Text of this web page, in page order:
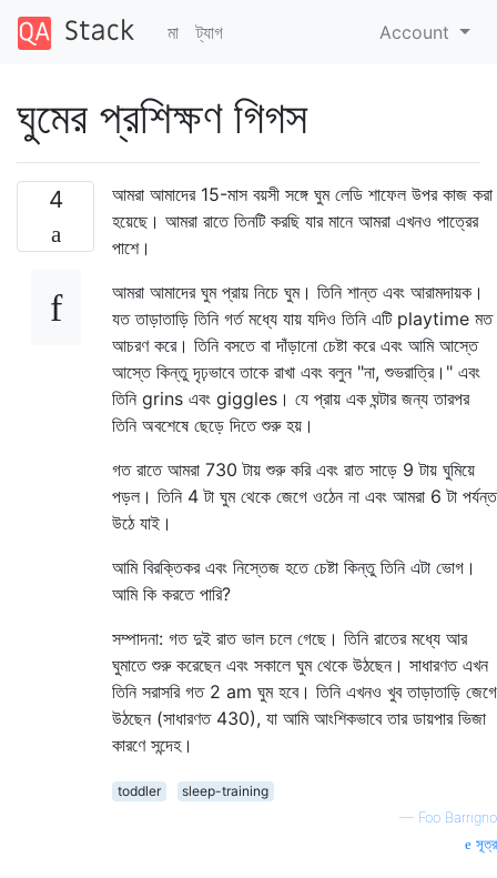
মা ট্যাগ Account
ঘুমের প্রশিক্ষণ গিগস
4
আমরা আমাদের 15-মাস বয়সী সঙ্গে ঘুম লেডি শাফেল উপর কাজ করা
হয়েছে। আমরা রাতে তিনটি করছি যার মানে আমরা এখনও পাত্রের
পাশে।
আমরা আমাদের ঘুম প্রায় নিচে ঘুম। তিনি শান্ত এবং আরামদায়ক।
যত তাড়াতাড়ি তিনি গর্ত মধ্যে যায় যদিও তিনি এটি playtime মত
আচরণ করে। তিনি বসতে বা দাঁড়ানো চেষ্টা করে এবং আমি আস্তে
আস্তে কিন্তু দৃঢ়ভাবে তাকে রাখা এবং বলুন "না, শুভরাত্রি।" এবং
তিনি grins এবং giggles। যে প্রায় এক ঘন্টার জন্য তারপর
তিনি অবশেষে ছেড়ে দিতে শুরু হয়।
গত রাতে আমরা 730 টায় শুরু করি এবং রাত সাড়ে 9 টায় ঘুমিয়ে
পড়ল। তিনি 4 টা ঘুম থেকে জেগে ওঠেন না এবং আমরা 6 টা পর্যন্ত
উঠে যাই।
আমি বিরক্তিকর এবং নিস্তেজ হতে চেষ্টা কিন্তু তিনি এটা ভোগ।
আমি কি করতে পারি?
সম্পাদনা: গত দুই রাত ভাল চলে গেছে। তিনি রাতের মধ্যে আর
ঘুমাতে শুরু করেছেন এবং সকালে ঘুম থেকে উঠছেন। সাধারণত এখন
তিনি সরাসরি গত 2 am ঘুম হবে। তিনি এখনও খুব তাড়াতাড়ি জেগে
উঠছেন (সাধারণত 430), যা আমি আংশিকভাবে তার ডায়পার ভিজা
কারণে সন্দেহ।
toddler
sleep-training
— Foo Barrigno
সূত্র